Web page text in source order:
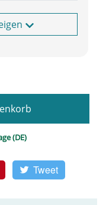
(DE)
Tweet